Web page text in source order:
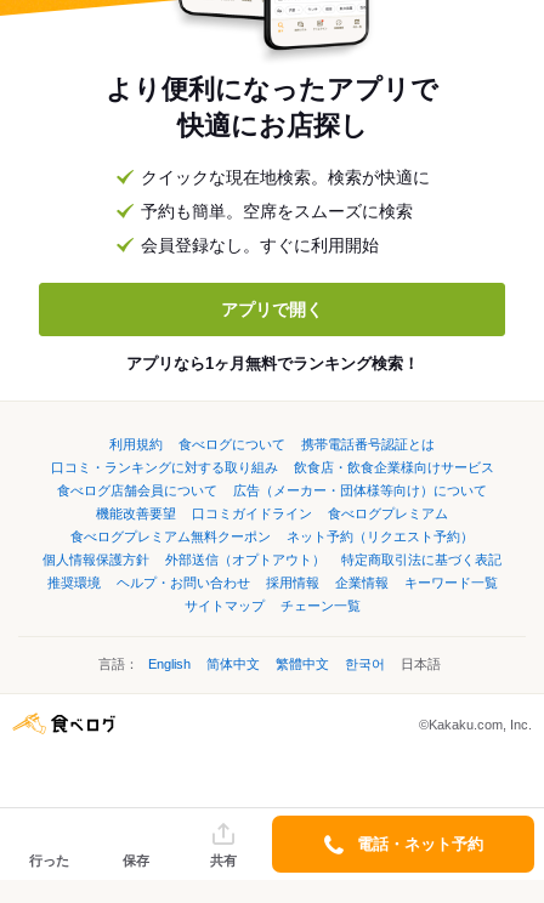
より便利になったアプリで
快適にお店探し
クイックな現在地検索。検索が快適に
予約も簡単。空席をスムーズに検索
会員登録なし。すぐに利用開始
アプリで開く
アプリなら1ヶ月無料でランキング検索！
利用規約 食べログについて
携帯電話番号認証とは
口コミ・ランキングに対する取り組み
飲食店・飲食企業様向けサービス
食べログ店舗会員について
広告（メーカー・団体様等向け）について
機能改善要望
口コミガイドライン
食べログプレミアム
食べログプレミアム無料クーポン
ネット予約（リクエスト予約）
個人情報保護方針
外部送信（オプトアウト）
特定商取引法に基づく表記
推奨環境
ヘルプ・お問い合わせ 採用情報 企業情報
キーワード一覧
サイトマップ
チェーン一覧
言語： English 简体中文 繁體中文 한국어 日本語
©Kakaku.com, Inc.
行った 保存 共有
電話・ネット予約